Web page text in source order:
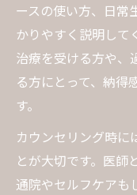
ースの使い方、日常
かりやすく説明して
治療を受ける方や、
る方にとって、納得
す。
カウンセリング時に
とが大切です。医師
通院やセルフケアも